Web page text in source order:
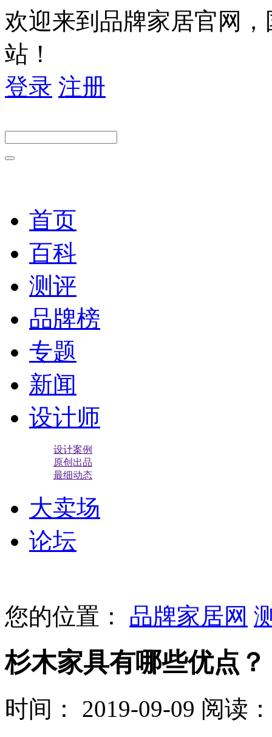
欢迎来到品牌家居官网
站！
登录 注册
首页
百科
测评
品牌榜
专题
新闻
设计师
设计案例
原创出品
最细动态
大卖场
论坛
您的位置： 品牌家居网
杉木家具有哪些优点？
时间： 2019-09-09 阅读